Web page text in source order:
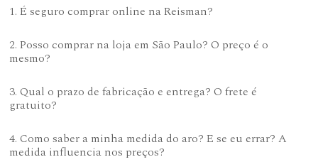
1. É seguro comprar online na Reisman?
2. Posso comprar na loja em São Paulo? O preço é o
mesmo?
3. Qual o prazo de fabricação e entrega? O frete é
gratuito?
4. Como saber a minha medida do aro? E se eu errar? A
medida influencia nos preços?